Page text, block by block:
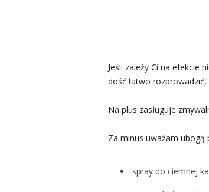
Jeśli zależy Ci na efekcie
dość łatwo
Na plus zasługuje
Za minus uważam ubogą
spray do ciemnej